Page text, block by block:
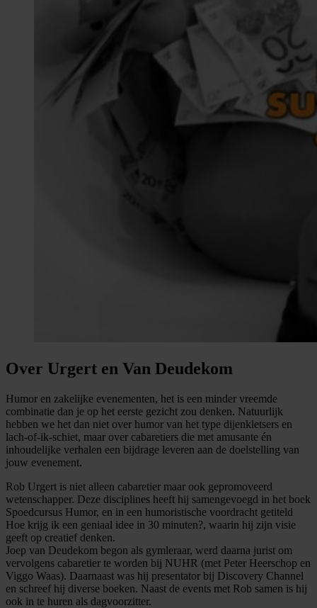
Over Urgert en Van Deudekom
Humor en zakelijke evenementen, het is een minder vreemde
combinatie dan je op het eerste gezicht zou denken. Natuurlijk
hebben we het dan niet over humor van het type dijenkletsers en
lach-of-ik-schiet, maar over cabaretiers die met amusante én
inhoudelijke verhalen een bijdrage leveren aan de doelstelling van
jouw evenement.
Rob Urgert is niet alleen cabaretier maar ook gepromoveerd
wetenschapper. Deze disciplines heeft hij samengevoegd in het boek
Spoedcursus Humor, en in een humoristische voordracht getiteld
Hoe krijg ik een geniaal idee in 30 minuten?, waarin hij zijn visie
geeft op creatief denken.
Joep van Deudekom begon als gymleraar, werd daarna jurist om
vervolgens cabaretier te worden bij NUHR (met Peter Heerschop en
Viggo Waas). Daarnaast was hij presentator bij Discovery Channel
en schreef hij diverse boeken. Naast de events met Rob samen is hij
ook in te huren als dagvoorzitter.